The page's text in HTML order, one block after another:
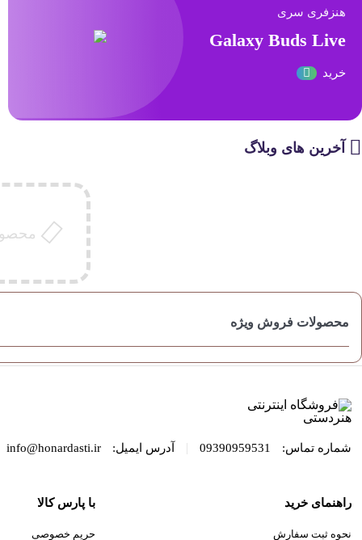
هنزفری سری
Galaxy Buds Live
خرید
آخرین های وبلاگ
محصولات فروش ویژه
شماره تماس: 09390959531
| آدرس ایمیل: info@honardasti.ir
راهنمای خرید
نحوه ثبت سفارش
با پارس کالا
حریم خصوصی